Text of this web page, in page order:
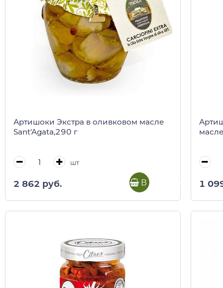
Артишоки Экстра в оливковом масле
Sant'Agata,290 г
шт
2 862 руб. В корзину 1